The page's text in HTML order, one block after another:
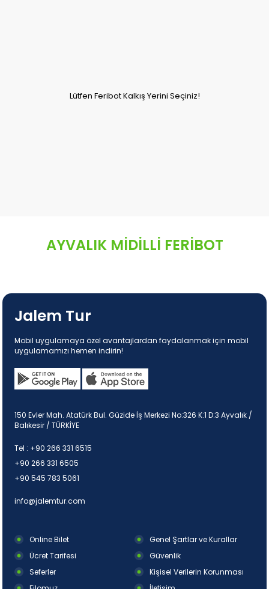
Lütfen Feribot Kalkış Yerini Seçiniz!
AYVALIK MİDİLLİ FERİBOT
Jalem Tur
Mobil uygulamaya özel avantajlardan faydalanmak için mobil
uygulamamızı hemen indirin!
150 Evler Mah. Atatürk Bul. Güzide İş Merkezi No:326 K:1 D:3 Ayvalık /
Balıkesir / TÜRKİYE
Tel : +90 266 331 6515
+90 266 331 6505
+90 545 783 5061
info@jalemtur.com
Online Bilet
Ücret Tarifesi
Seferler
Genel Şartlar ve Kurallar
Güvenlik
Kişisel Verilerin Korunması